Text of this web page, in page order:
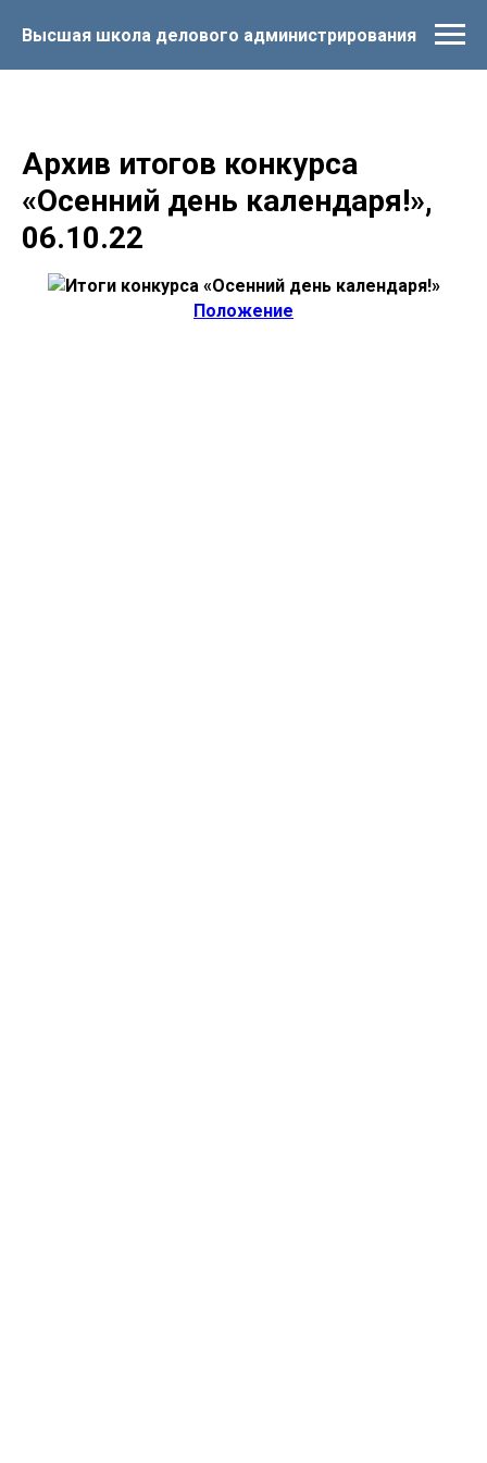
Высшая школа делового администрирования
Архив итогов конкурса
«Осенний день календаря!»,
06.10.22
Положение